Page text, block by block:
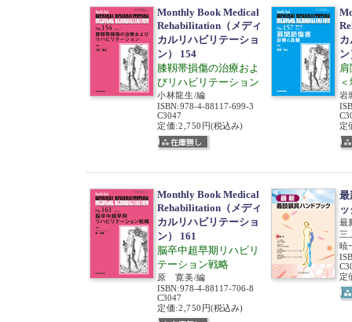
Monthly Book Medical
Rehabilitation（メディ
カルリハビリテーショ
ン） 154
膝靱帯損傷の治療およ
びリハビリテーション
小林龍生/編
ISBN:978-4-88117-699-3
C3047
定価:2,750円(税込み)
ン
岩
定
Monthly Book Medical
Rehabilitation（メディ
カルリハビリテーショ
ン） 161
脳卒中超早期リハビリ
テーション戦略
原 寛美/編
ISBN:978-4-88117-706-8
C3047
定価:2,750円(税込み)
最
最
三
暁
定